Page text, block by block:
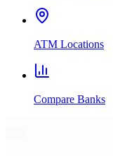
ATM Locations
Compare Banks